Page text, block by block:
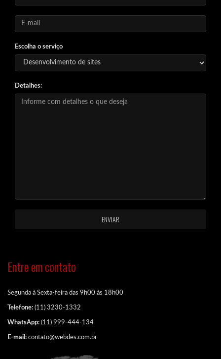
Escolha o serviço
Detalhes:
Entre em contato
Segunda à Sexta-feira das 9h00 às 18h00
Telefone: (11) 3230-1332
WhatsApp: (11) 999-444-134
E-mail: contato@webdes.com.br